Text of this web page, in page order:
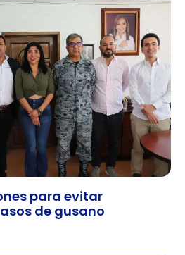
para evitar
de gusano